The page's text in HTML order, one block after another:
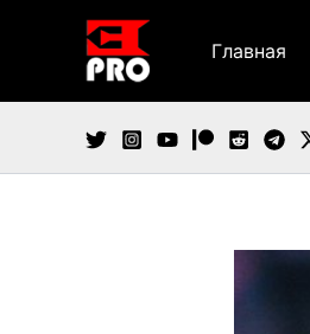
содержимому
Главная